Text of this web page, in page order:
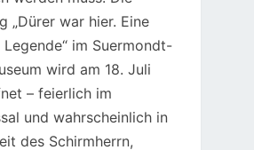
„Dürer war hier. Eine
Legende“ im Suermondt-
wird am 18. Juli
– feierlich im
und wahrscheinlich in
des Schirmherrn,